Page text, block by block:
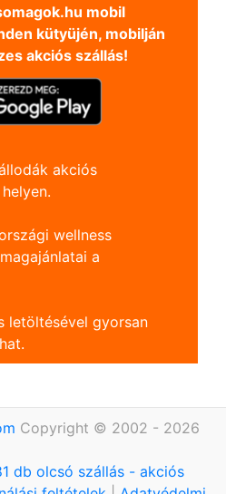
mobil
kütyüjén, mobilján
akciós szállás!
akciós
wellness
a
letöltésével gyorsan
Copyright © 2002 - 2026
db olcsó szállás - akciós